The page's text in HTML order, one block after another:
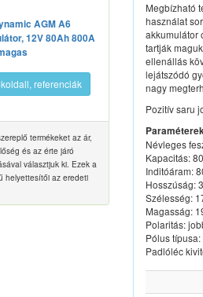
AGM A6
12V 80Ah 800A
referenciák
termékeket az ár,
és az érte járó
választjuk ki. Ezek a
helyettesítői az eredeti
Megbízható
használat
akkumulátor
tartják
ellenállás
lejátszódó
nagy
Pozitív saru
Névleges
Kapacitás:
Inditóáram:
Hosszúság:
Szélesség:
Magasság:
Polaritás:
Pólus
Padlóléc